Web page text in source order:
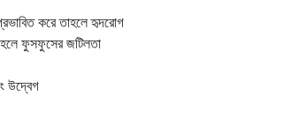
করে তাহলে হৃদরোগ
ফুসফুসের জটিলতা
উদ্বেগ